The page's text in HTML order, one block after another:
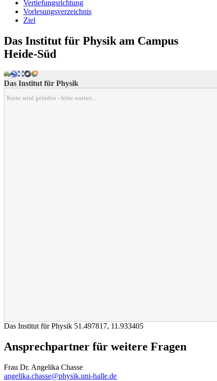
Vertiefungsrichtung
Vorlesungsverzeichnis
Ziel
Das Institut für Physik am Campus
Heide-Süd
Das Institut für Physik
Karte wird geladen - bitte warten...
Das Institut für Physik 51.497817, 11.933405
Ansprechpartner für weitere Fragen
Frau Dr. Angelika Chasse
angelika.chasse@physik.uni-halle.de